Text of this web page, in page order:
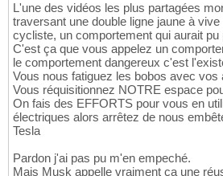
L'une des vidéos les plus partagées
traversant une double ligne jaune à
cycliste, un comportement qui aurait
C'est ça que vous appelez un
le comportement dangereux c'est
Vous nous fatiguez les bobos avec vos
Vous réquisitionnez NOTRE espace
On fais des EFFORTS pour vous en
électriques alors arrêtez de nous
Tesla
Pardon j'ai pas pu m'en empeché.
Mais Musk appelle vraiment ça une